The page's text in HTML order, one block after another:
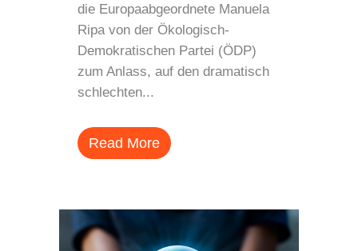
die Europaabgeordnete Manuela
Ripa von der Ökologisch-
Demokratischen Partei (ÖDP)
zum Anlass, auf den dramatisch
schlechten...
Read More